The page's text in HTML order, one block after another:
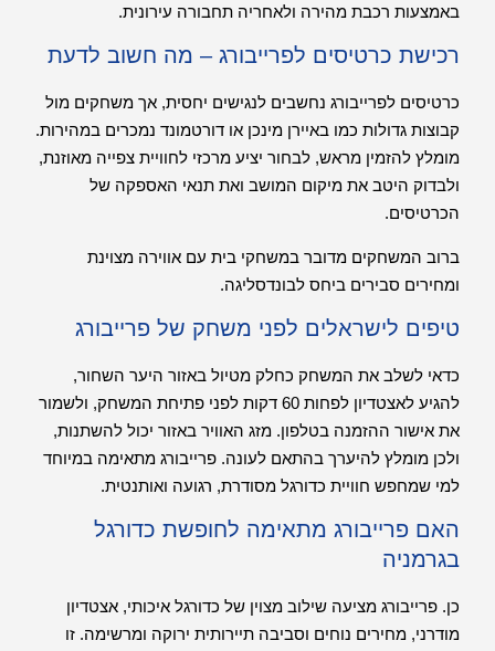
באמצעות רכבת מהירה ולאחריה תחבורה עירונית.
רכישת כרטיסים לפרייבורג – מה חשוב לדעת
כרטיסים לפרייבורג נחשבים לנגישים יחסית, אך משחקים מול
קבוצות גדולות כמו באיירן מינכן או דורטמונד נמכרים במהירות.
מומלץ להזמין מראש, לבחור יציע מרכזי לחוויית צפייה מאוזנת,
ולבדוק היטב את מיקום המושב ואת תנאי האספקה של
הכרטיסים.
ברוב המשחקים מדובר במשחקי בית עם אווירה מצוינת
ומחירים סבירים ביחס לבונדסליגה.
טיפים לישראלים לפני משחק של פרייבורג
כדאי לשלב את המשחק כחלק מטיול באזור היער השחור,
להגיע לאצטדיון לפחות 60 דקות לפני פתיחת המשחק, ולשמור
את אישור ההזמנה בטלפון. מזג האוויר באזור יכול להשתנות,
ולכן מומלץ להיערך בהתאם לעונה. פרייבורג מתאימה במיוחד
למי שמחפש חוויית כדורגל מסודרת, רגועה ואותנטית.
האם פרייבורג מתאימה לחופשת כדורגל
בגרמניה
כן. פרייבורג מציעה שילוב מצוין של כדורגל איכותי, אצטדיון
מודרני, מחירים נוחים וסביבה תיירותית ירוקה ומרשימה. זו